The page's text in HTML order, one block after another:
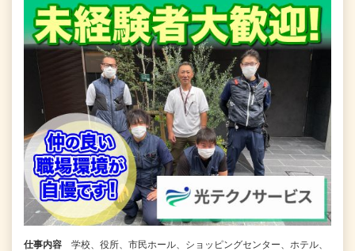
仕事内容
学校、役所、市民ホール、ショッピングセンター、ホテル、